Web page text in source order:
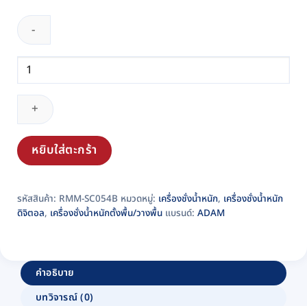
จำนวน
เครื่อง
ชั่ง
หนัก
ตั้ง
พื้น
ดิจิตอล
ADAM
70
(พิกัด
หยิบใส่ตะกร้า
รหัสสินค้า: RMM-SC054B หมวดหมู่: เครื่องชั่งน้ำหนัก, เครื่องชั่งน้ำหนัก
ดิจิตอล, เครื่องชั่งน้ำหนักตั้งพื้น/วางพื้น แบรนด์: ADAM
คำอธิบาย
บทวิจารณ์ (0)